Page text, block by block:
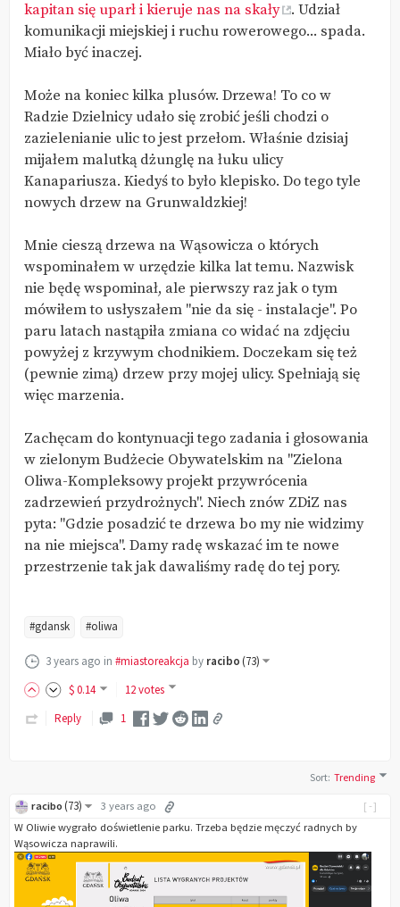
kapitan się uparł i kieruje nas na skały
. Udział
komunikacji miejskiej i ruchu rowerowego... spada.
Miało być inaczej.
Może na koniec kilka plusów. Drzewa! To co w
Radzie Dzielnicy udało się zrobić jeśli chodzi o
zazielenianie ulic to jest przełom. Właśnie dzisiaj
mijałem malutką dżunglę na łuku ulicy
Kanapariusza. Kiedyś to było klepisko. Do tego tyle
nowych drzew na Grunwaldzkiej!
Mnie cieszą drzewa na Wąsowicza o których
wspominałem w urzędzie kilka lat temu. Nazwisk
nie będę wspominał, ale pierwszy raz jak o tym
mówiłem to usłyszałem "nie da się - instalacje". Po
paru latach nastąpiła zmiana co widać na zdjęciu
powyżej z krzywym chodnikiem. Doczekam się też
(pewnie zimą) drzew przy mojej ulicy. Spełniają się
więc marzenia.
Zachęcam do kontynuacji tego zadania i głosowania
w zielonym Budżecie Obywatelskim na "Zielona
Oliwa-Kompleksowy projekt przywrócenia
zadrzewień przydrożnych". Niech znów ZDiZ nas
pyta: "Gdzie posadzić te drzewa bo my nie widzimy
na nie miejsca". Damy radę wskazać im te nowe
przestrzenie tak jak dawaliśmy radę do tej pory.
#gdansk #oliwa
3 years ago in #miastoreakcja by racibo(73)
$0.14
12 votes
Reply
1
Sort:Trending
[-]
racibo (73)
3 years ago
W Oliwie wygrało doświetlenie parku. Trzeba będzie męczyć radnych by
Wąsowicza naprawili.